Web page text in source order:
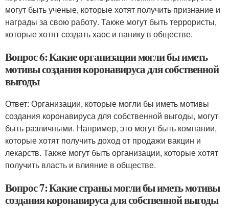
могут быть ученые, которые хотят получить признание и
награды за свою работу. Также могут быть террористы,
которые хотят создать хаос и панику в обществе.
Вопрос 6: Какие организации могли бы иметь
мотивы создания коронавируса для собственной
выгоды
Ответ: Организации, которые могли бы иметь мотивы
создания коронавируса для собственной выгоды, могут
быть различными. Например, это могут быть компании,
которые хотят получить доход от продажи вакцин и
лекарств. Также могут быть организации, которые хотят
получить власть и влияние в обществе.
Вопрос 7: Какие страны могли бы иметь мотивы
создания коронавируса для собственной выгоды